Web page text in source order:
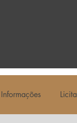
Informações